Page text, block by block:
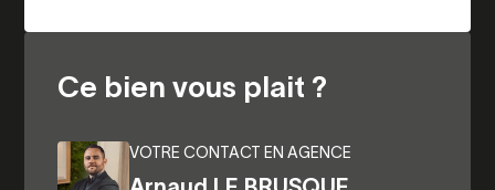
Ce bien vous plait ?
VOTRE CONTACT EN AGENCE